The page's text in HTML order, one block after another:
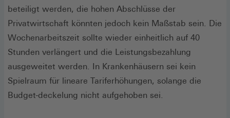
beteiligt werden, die hohen Abschlüsse der
Privatwirtschaft könnten jedoch kein Maßstab sein. Die
Wochenarbeitszeit sollte wieder einheitlich auf 40
Stunden verlängert und die Leistungsbezahlung
ausgeweitet werden. In Krankenhäusern sei kein
Spielraum für lineare Tariferhöhungen, solange die
Budget-deckelung nicht aufgehoben sei.